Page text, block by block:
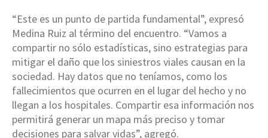
“Este es un punto de partida fundamental”, expresó
Medina Ruiz al término del encuentro. “Vamos a
compartir no sólo estadísticas, sino estrategias para
mitigar el daño que los siniestros viales causan en la
sociedad. Hay datos que no teníamos, como los
fallecimientos que ocurren en el lugar del hecho y no
llegan a los hospitales. Compartir esa información nos
permitirá generar un mapa más preciso y tomar
decisiones para salvar vidas”, agregó.